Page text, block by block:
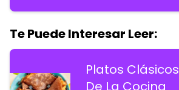
Te Puede Interesar Leer:
Platos Clásicos
De La Cocina